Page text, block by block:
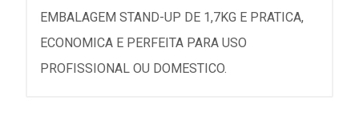
EMBALAGEM STAND-UP DE 1,7KG E PRATICA,
ECONOMICA E PERFEITA PARA USO
PROFISSIONAL OU DOMESTICO.